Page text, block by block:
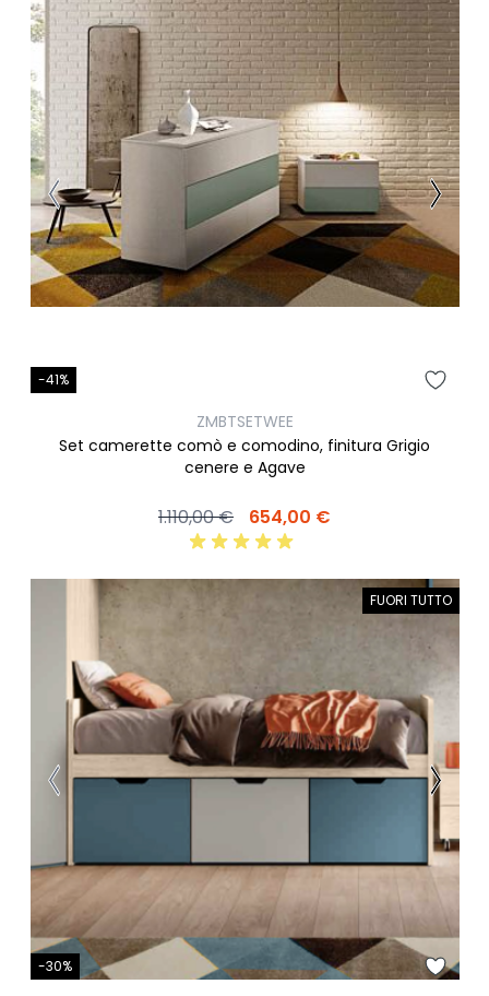
-41%
ZMBTSETWEE
Set camerette comò e comodino, finitura Grigio
cenere e Agave
1.110,00 € 654,00 €
FUORI TUTTO
-30%